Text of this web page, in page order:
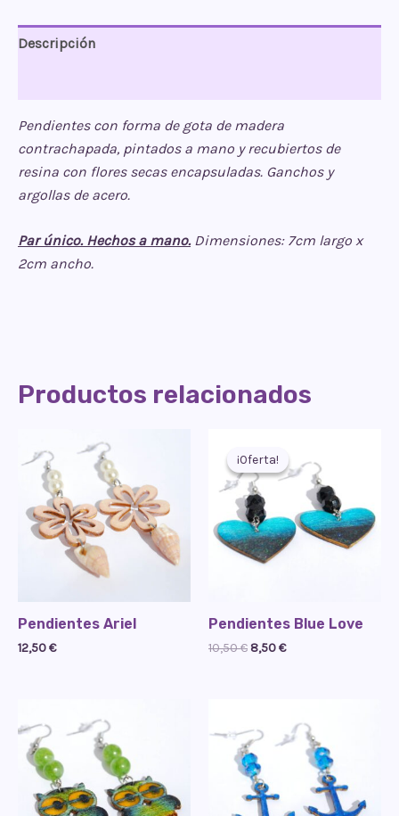
Descripción
Pendientes con forma de gota de madera
contrachapada, pintados a mano y recubiertos de
resina con flores secas encapsuladas. Ganchos y
argollas de acero.
Par único. Hechos a mano. Dimensiones: 7cm largo x
2cm ancho.
Productos relacionados
Pendientes Ariel
12,50€
¡Oferta!
¡Oferta!
Pendientes Blue Love
10,50€ El
8,50€El